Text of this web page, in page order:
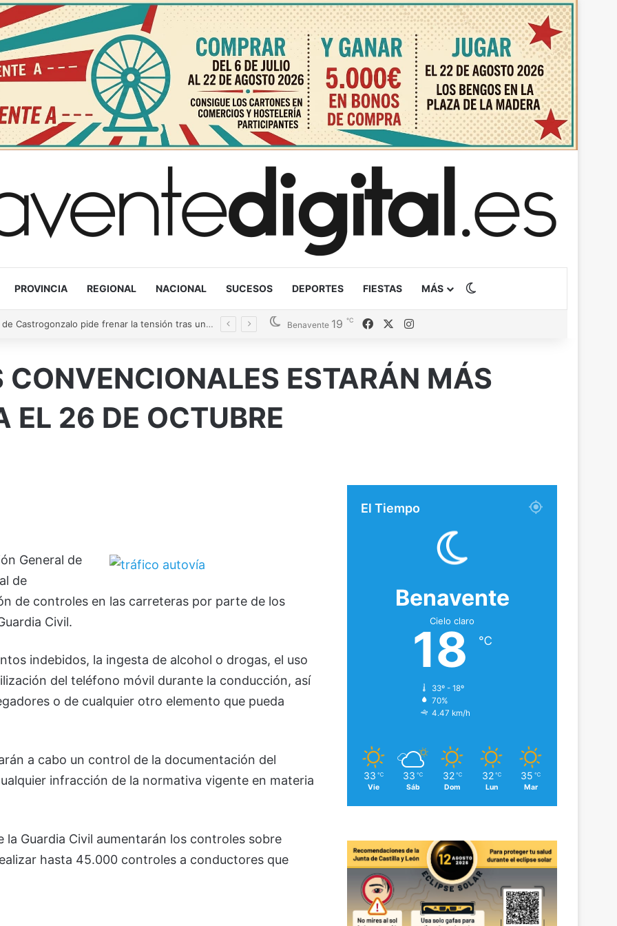
PROVINCIA REGIONAL NACIONAL SUCESOS DEPORTES FIESTAS MÁS
El alcalde de Castrogonzalo pide frenar la tensión tras un acto vandálico contra una edil Benavente 19 ℃ Facebook
CONVENCIONALES ESTARÁN MÁS
EL 26 DE OCTUBRE
General de
de
de controles en las carreteras por parte de los
Civil.
indebidos, la ingesta de alcohol o drogas, el uso
del teléfono móvil durante la conducción, así
o de cualquier otro elemento que pueda
a cabo un control de la documentación del
infracción de la normativa vigente en materia
Guardia Civil aumentarán los controles sobre
hasta 45.000 controles a conductores que
El Tiempo
Benavente
Cielo claro
18 ℃
33º - 18º
70%
4.47 km/h
33 ℃
Vie
33 ℃
Sáb
32 ℃
Dom
32 ℃
Lun
35 ℃
Mar